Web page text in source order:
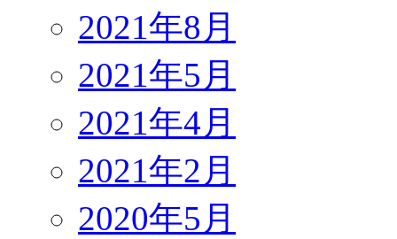
2021年8月
2021年5月
2021年4月
2021年2月
2020年5月